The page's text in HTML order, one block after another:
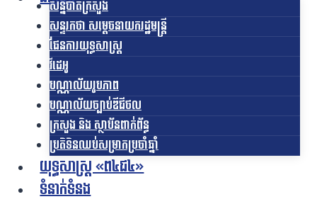
សន្និបាតក្រសួង
សន្ទរកថា សម្តេចនាយករដ្ឋមន្ត្រី
ផែនការយុទ្ធសាស្រ្ត
វីដេអូ
បណ្ណាល័យរូបភាព
បណ្ណាល័យច្បាប់ឌីជីថល
ក្រសួង និង ស្ថាប័នពាក់ព័ន្ធ
ប្រតិទិនឈប់សម្រាកប្រចាំឆ្នាំ
យុទ្ធសាស្ត្រ «ព៤ជ៤»
ទំនាក់ទំនង